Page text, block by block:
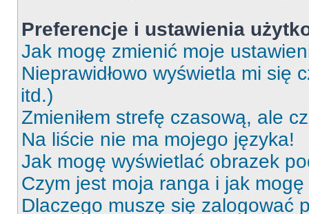
Preferencje i ustawienia
Jak mogę zmienić moje
Nieprawidłowo wyświetla mi się
itd.)
Zmieniłem strefę czasową, ale
Na liście nie ma mojego języka!
Jak mogę wyświetlać obrazek
Czym jest moja ranga i jak
Dlaczego muszę się zalogować